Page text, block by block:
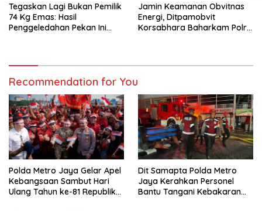
Tegaskan Lagi Bukan Pemilik
74 Kg Emas: Hasil
Penggeledahan Pekan Ini
Jamin Keamanan Obvitnas
Energi, Ditpamobvit
Korsabhara Baharkam Polri
Recommendation for You
Polda Metro Jaya Gelar Apel
Kebangsaan Sambut Hari
Ulang Tahun ke-81 Republik
Dit Samapta Polda Metro
Jaya Kerahkan Personel
Bantu Tangani Kebakaran